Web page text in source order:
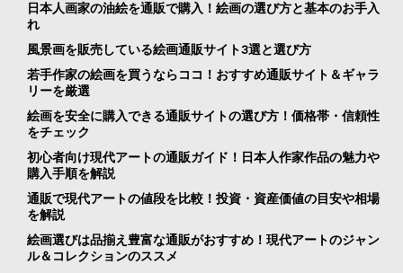
日本人画家の油絵を通販で購入！絵画の選び方と基本のお手入
れ
風景画を販売している絵画通販サイト3選と選び方
若手作家の絵画を買うならココ！おすすめ通販サイト＆ギャラ
リーを厳選
絵画を安全に購入できる通販サイトの選び方！価格帯・信頼性
をチェック
初心者向け現代アートの通販ガイド！日本人作家作品の魅力や
購入手順を解説
通販で現代アートの値段を比較！投資・資産価値の目安や相場
を解説
絵画選びは品揃え豊富な通販がおすすめ！現代アートのジャン
ル＆コレクションのススメ